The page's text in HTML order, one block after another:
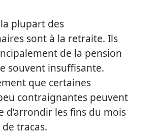
plupart des
sont à la retraite. Ils
de la pension
souvent insuffisante.
que certaines
contraignantes peuvent
d’arrondir les fins du mois
tracas.